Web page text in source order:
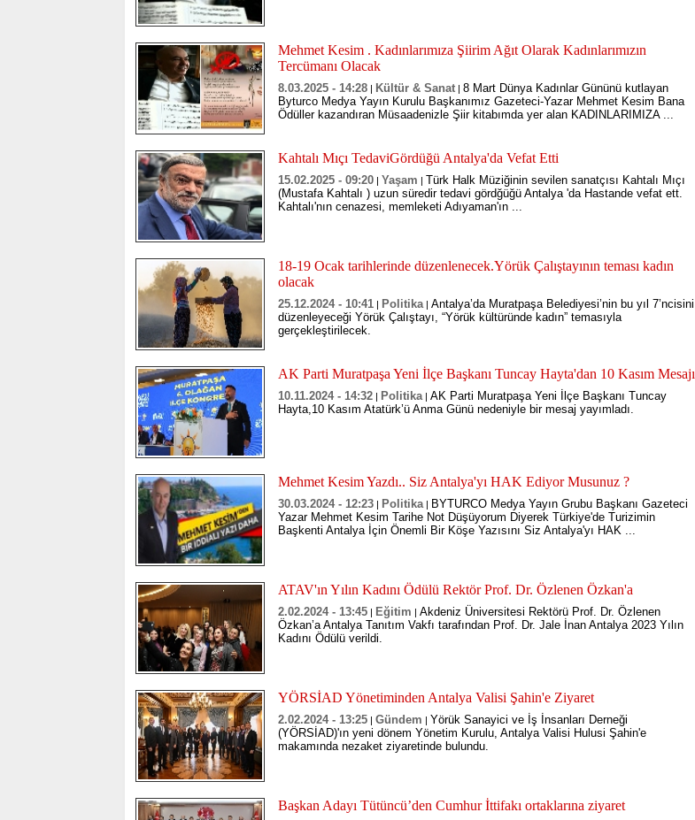
Mehmet Kesim . Kadınlarımıza Şiirim Ağıt Olarak Kadınlarımızın
Tercümanı Olacak
8.03.2025 - 14:28 | Kültür & Sanat | 8 Mart Dünya Kadınlar Gününü kutlayan
Byturco Medya Yayın Kurulu Başkanımız Gazeteci-Yazar Mehmet Kesim Bana
Ödüller kazandıran Müsaadenizle Şiir kitabımda yer alan KADINLARIMIZA ...
Kahtalı Mıçı TedaviGördüğü Antalya'da Vefat Etti
15.02.2025 - 09:20 | Yaşam | Türk Halk Müziğinin sevilen sanatçısı Kahtalı Mıçı
(Mustafa Kahtalı ) uzun süredir tedavi gördğüğü Antalya 'da Hastande vefat ett.
Kahtalı'nın cenazesi, memleketi Adıyaman'ın ...
18-19 Ocak tarihlerinde düzenlenecek.Yörük Çalıştayının teması kadın
olacak
25.12.2024 - 10:41 | Politika | Antalya’da Muratpaşa Belediyesi’nin bu yıl 7’ncisini
düzenleyeceği Yörük Çalıştayı, “Yörük kültüründe kadın” temasıyla
gerçekleştirilecek.
AK Parti Muratpaşa Yeni İlçe Başkanı Tuncay Hayta'dan 10 Kasım Mesajı
10.11.2024 - 14:32 | Politika | AK Parti Muratpaşa Yeni İlçe Başkanı Tuncay
Hayta,10 Kasım Atatürk’ü Anma Günü nedeniyle bir mesaj yayımladı.
Mehmet Kesim Yazdı.. Siz Antalya'yı HAK Ediyor Musunuz ?
30.03.2024 - 12:23 | Politika | BYTURCO Medya Yayın Grubu Başkanı Gazeteci
Yazar Mehmet Kesim Tarihe Not Düşüyorum Diyerek Türkiye'de Turizimin
Başkenti Antalya İçin Önemli Bir Köşe Yazısını Siz Antalya'yı HAK ...
ATAV'ın Yılın Kadını Ödülü Rektör Prof. Dr. Özlenen Özkan'a
2.02.2024 - 13:45 | Eğitim | Akdeniz Üniversitesi Rektörü Prof. Dr. Özlenen
Özkan’a Antalya Tanıtım Vakfı tarafından Prof. Dr. Jale İnan Antalya 2023 Yılın
Kadını Ödülü verildi.
YÖRSİAD Yönetiminden Antalya Valisi Şahin'e Ziyaret
2.02.2024 - 13:25 | Gündem | Yörük Sanayici ve İş İnsanları Derneği
(YÖRSİAD)'ın yeni dönem Yönetim Kurulu, Antalya Valisi Hulusi Şahin'e
makamında nezaket ziyaretinde bulundu.
Başkan Adayı Tütüncü’den Cumhur İttifakı ortaklarına ziyaret